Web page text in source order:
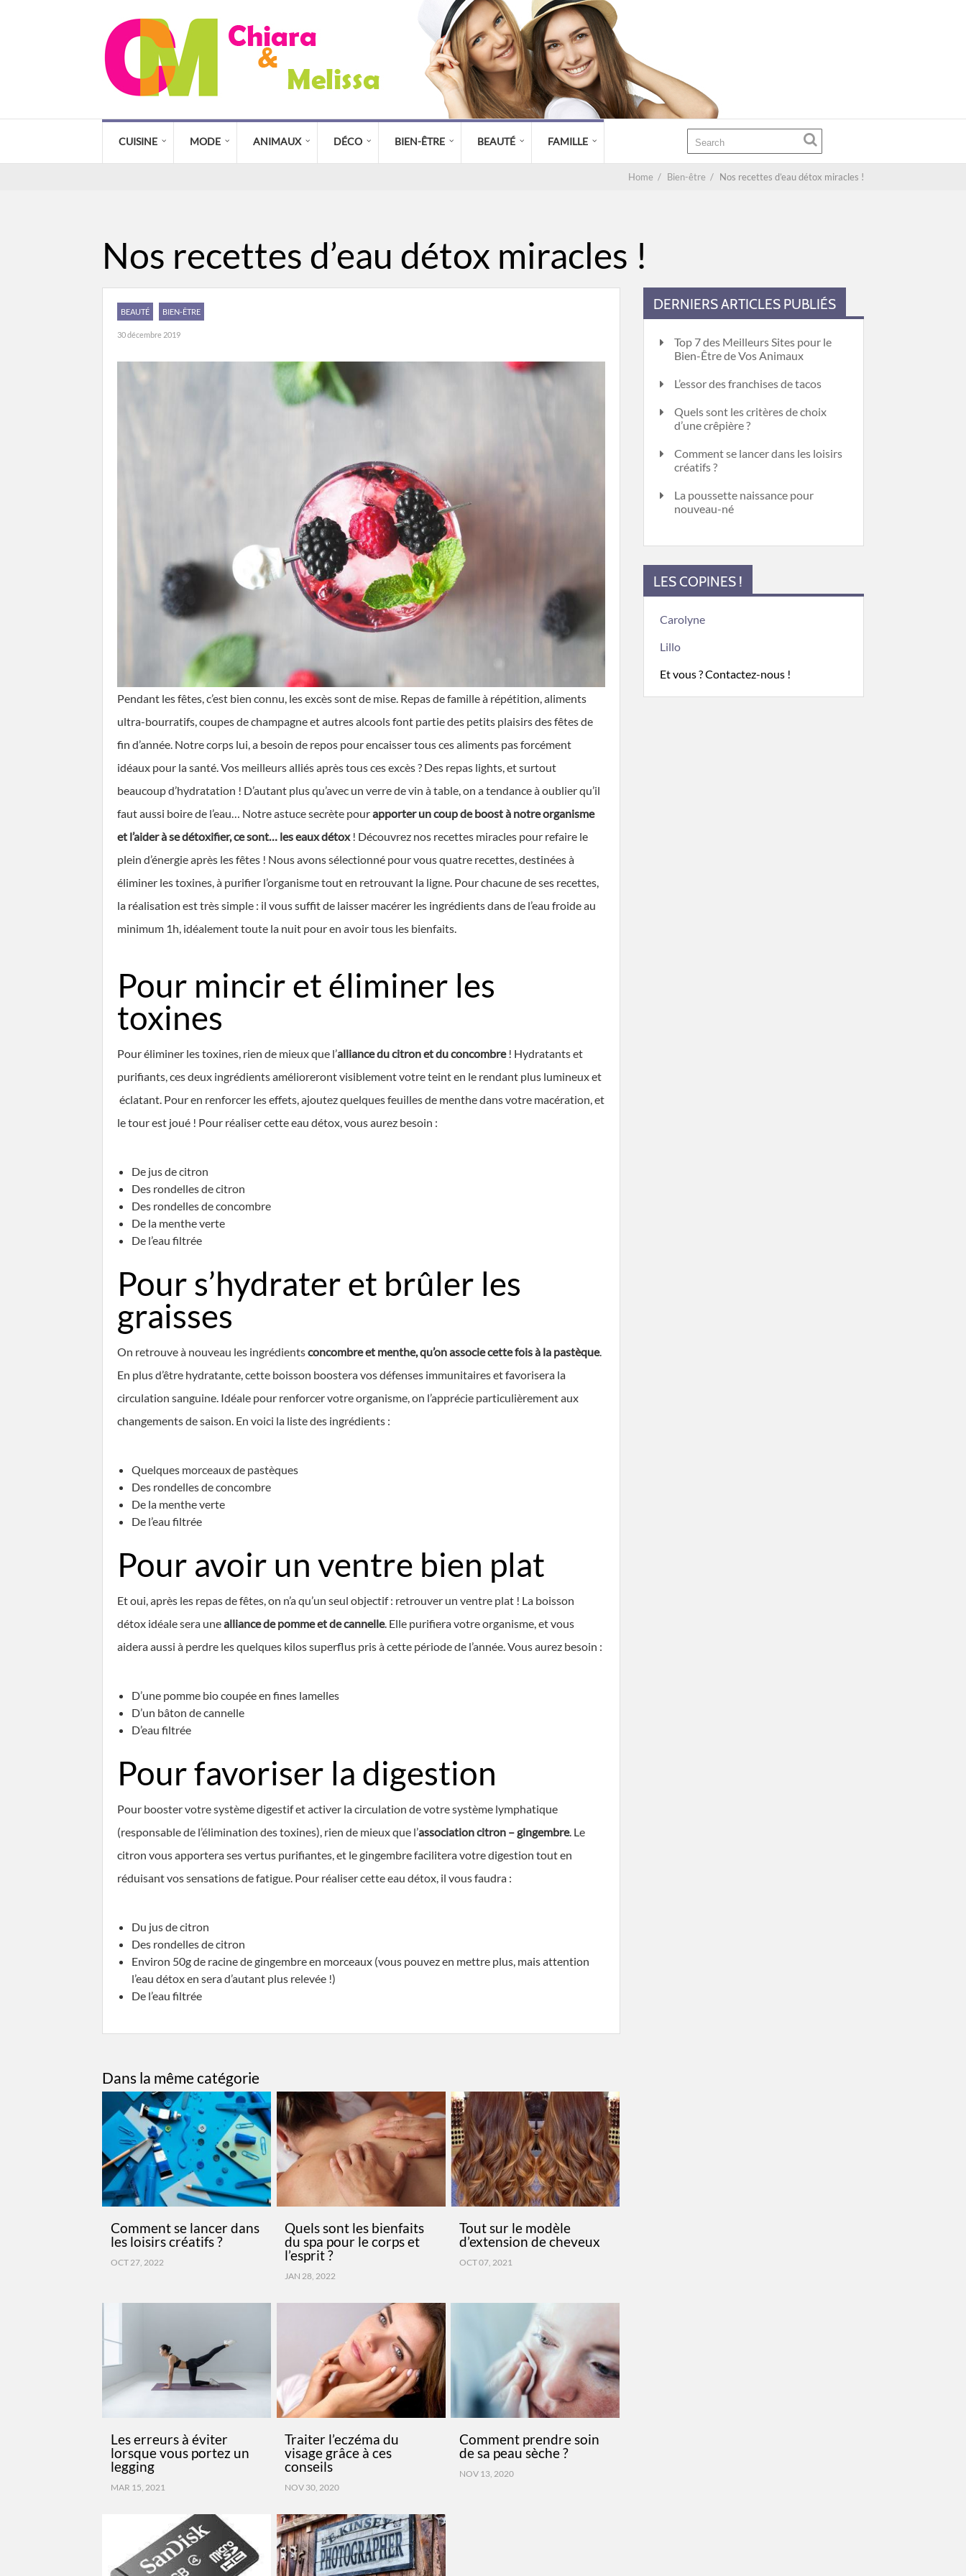
CUISINE MODE ANIMAUX DÉCO BIEN-ÊTRE BEAUTÉ FAMILLE
Home / Bien-être / Nos recettes d’eau détox miracles !
Nos recettes d’eau détox miracles !
BEAUTÉ BIEN-ÊTRE
30 décembre 2019
Pendant les fêtes, c’est bien connu, les excès sont de mise. Repas de famille à répétition, aliments
ultra-bourratifs, coupes de champagne et autres alcools font partie des petits plaisirs des fêtes de
fin d’année. Notre corps lui, a besoin de repos pour encaisser tous ces aliments pas forcément
idéaux pour la santé. Vos meilleurs alliés après tous ces excès ? Des repas lights, et surtout
beaucoup d’hydratation ! D’autant plus qu’avec un verre de vin à table, on a tendance à oublier qu’il
faut aussi boire de l’eau… Notre astuce secrète pourapporter un coup de boost à notre organisme
et l’aider à se détoxifier, ce sont… les eaux détox! Découvrez nos recettes miracles pour refaire le
plein d’énergie après les fêtes ! Nous avons sélectionné pour vous quatre recettes, destinées à
éliminer les toxines, à purifier l’organisme tout en retrouvant la ligne. Pour chacune de ses recettes,
la réalisation est très simple : il vous suffit de laisser macérer les ingrédients dans de l’eau froide au
minimum 1h, idéalement toute la nuit pour en avoir tous les bienfaits.
Pour mincir et éliminer les
toxines
Pour éliminer les toxines, rien de mieux que l’alliance du citron et du concombre! Hydratants et
purifiants, ces deux ingrédients amélioreront visiblement votre teint en le rendant plus lumineux et
éclatant. Pour en renforcer les effets, ajoutez quelques feuilles de menthe dans votre macération, et
le tour est joué ! Pour réaliser cette eau détox, vous aurez besoin :
De jus de citron
Des rondelles de citron
Des rondelles de concombre
De la menthe verte
De l’eau filtrée
Pour s’hydrater et brûler les
graisses
On retrouve à nouveau les ingrédientsconcombre et menthe, qu’on associe cette fois à la pastèque.
En plus d’être hydratante, cette boisson boostera vos défenses immunitaires et favorisera la
circulation sanguine. Idéale pour renforcer votre organisme, on l’apprécie particulièrement aux
changements de saison. En voici la liste des ingrédients :
Quelques morceaux de pastèques
Des rondelles de concombre
De la menthe verte
De l’eau filtrée
Pour avoir un ventre bien plat
Et oui, après les repas de fêtes, on n’a qu’un seul objectif : retrouver un ventre plat ! La boisson
détox idéale sera unealliance de pomme et de cannelle. Elle purifiera votre organisme, et vous
aidera aussi à perdre les quelques kilos superflus pris à cette période de l’année. Vous aurez besoin :
D’une pomme bio coupée en fines lamelles
D’un bâton de cannelle
D’eau filtrée
Pour favoriser la digestion
Pour booster votre système digestif et activer la circulation de votre système lymphatique
(responsable de l’élimination des toxines), rien de mieux que l’association citron – gingembre. Le
citron vous apportera ses vertus purifiantes, et le gingembre facilitera votre digestion tout en
réduisant vos sensations de fatigue. Pour réaliser cette eau détox, il vous faudra :
Du jus de citron
Des rondelles de citron
Environ 50g de racine de gingembre en morceaux (vous pouvez en mettre plus, mais attention
l’eau détox en sera d’autant plus relevée !)
De l’eau filtrée
Dans la même catégorie
Comment se lancer dans
les loisirs créatifs ?
OCT 27, 2022
Quels sont les bienfaits
du spa pour le corps et
l’esprit ?
JAN 28, 2022
Tout sur le modèle
d’extension de cheveux
OCT 07, 2021
Les erreurs à éviter
lorsque vous portez un
legging
MAR 15, 2021
Traiter l’eczéma du
visage grâce à ces
conseils
NOV 30, 2020
Comment prendre soin
de sa peau sèche ?
NOV 13, 2020
DERNIERS ARTICLES PUBLIÉS
Top 7 des Meilleurs Sites pour le
Bien-Être de Vos Animaux
L’essor des franchises de tacos
Quels sont les critères de choix
d’une crêpière ?
Comment se lancer dans les loisirs
créatifs ?
La poussette naissance pour
nouveau-né
LES COPINES !
Carolyne
Lillo
Et vous ? Contactez-nous !